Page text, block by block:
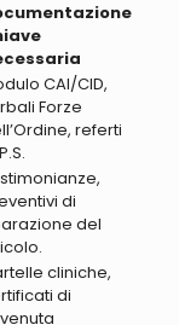
CAI/CID,
Forze
referti
di
del
cliniche,
di